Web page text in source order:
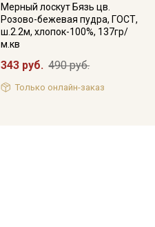
Мерный лоскут Бязь цв.
Розово-бежевая пудра, ГОСТ,
ш.2.2м, хлопок-100%, 137гр/
м.кв
343 руб. 490 руб.
Только онлайн-заказ